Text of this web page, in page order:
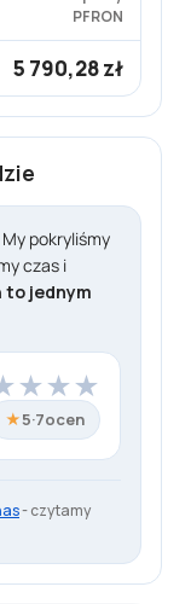
PFRON
5 790,28 zł
pokryliśmy
czas i
to jednym
★ ★ ★
★5·7ocen
- czytamy